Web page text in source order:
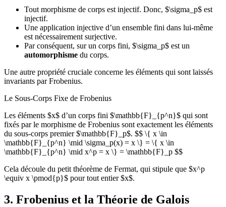
Tout morphisme de corps est injectif. Donc, $\sigma_p$ est
injectif.
Une application injective d’un ensemble fini dans lui-même
est nécessairement surjective.
Par conséquent, sur un corps fini, $\sigma_p$ est un
automorphisme du corps.
Une autre propriété cruciale concerne les éléments qui sont laissés
invariants par Frobenius.
Le Sous-Corps Fixe de Frobenius
Les éléments $x$ d’un corps fini $\mathbb{F}_{p^n}$ qui sont
fixés par le morphisme de Frobenius sont exactement les éléments
du sous-corps premier $\mathbb{F}_p$. $$ \{ x \in
\mathbb{F}_{p^n} \mid \sigma_p(x) = x \} = \{ x \in
\mathbb{F}_{p^n} \mid x^p = x \} = \mathbb{F}_p $$
Cela découle du petit théorème de Fermat, qui stipule que $x^p
\equiv x \pmod{p}$ pour tout entier $x$.
3. Frobenius et la Théorie de Galois